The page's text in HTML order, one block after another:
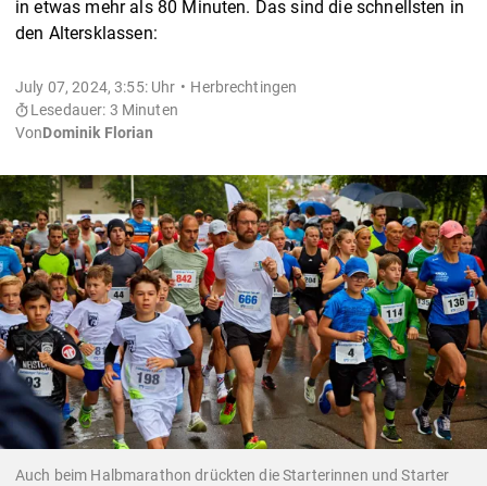
in etwas mehr als 80 Minuten. Das sind die schnellsten in
den Altersklassen:
July 07, 2024, 3:55: Uhr
Herbrechtingen
Lesedauer: 3 Minuten
VonDominik Florian
Auch beim Halbmarathon drückten die Starterinnen und Starter